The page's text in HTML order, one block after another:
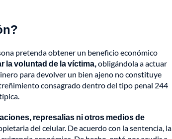
pretenda obtener un beneficio económico
la voluntad de la víctima,obligándola a actuar
para devolver un bien ajeno no constituye
consagrado dentro del tipo penal 244
represalias ni otros medios de
del celular. De acuerdo con la sentencia, la